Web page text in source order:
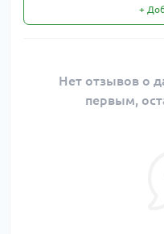
+
Нет отзывов о
первым,